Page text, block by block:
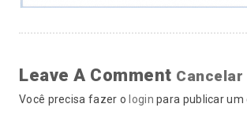
Leave A Comment
Você precisa fazer o login para publicar um